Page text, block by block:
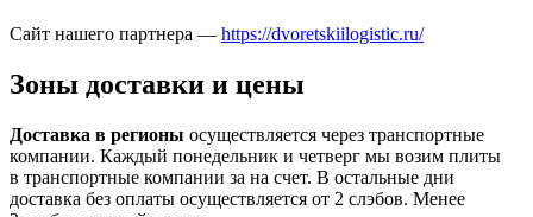
Сайт нашего партнера — https://dvoretskiilogistic.ru/
Зоны доставки и цены
Доставка в регионы осуществляется через транспортные
компании. Каждый понедельник и четверг мы возим плиты
в транспортные компании за на счет. В остальные дни
доставка без оплаты осуществляется от 2 слэбов. Менее